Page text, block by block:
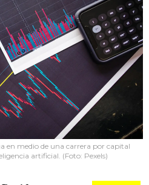
en medio de una carrera por capital
artificial. (Foto: Pexels)